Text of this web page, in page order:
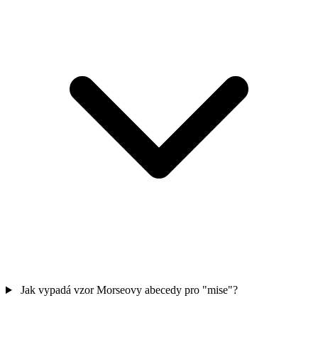
Jak vypadá vzor Morseovy abecedy pro "mise"?